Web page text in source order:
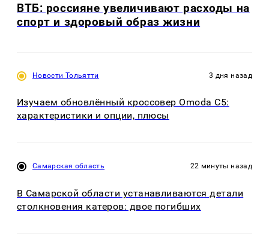
ВТБ: россияне увеличивают расходы на
спорт и здоровый образ жизни
Новости Тольятти 3 дня назад
Изучаем обновлённый кроссовер Omoda C5:
характеристики и опции, плюсы
Самарская область 22 минуты назад
В Самарской области устанавливаются детали
столкновения катеров: двое погибших